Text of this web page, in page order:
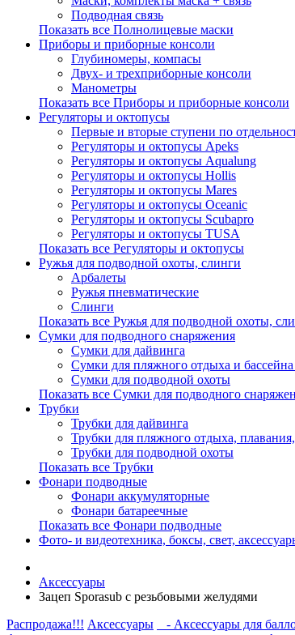
Подводная связь
Показать все Полнолицевые маски
Приборы и приборные консоли
Глубиномеры, компасы
Двух- и трехприборные консоли
Манометры
Показать все Приборы и приборные консоли
Регуляторы и октопусы
Первые и вторые ступени по
Регуляторы и октопусы Apeks
Регуляторы и октопусы Aqualung
Регуляторы и октопусы Hollis
Регуляторы и октопусы Mares
Регуляторы и октопусы Oceanic
Регуляторы и октопусы Scubapro
Регуляторы и октопусы TUSA
Показать все Регуляторы и октопусы
Ружья для подводной охоты, слинги
Арбалеты
Ружья пневматические
Слинги
Показать все Ружья для подводной охоты,
Сумки для подводного снаряжения
Сумки для дайвинга
Сумки для пляжного отдыха и
Сумки для подводной охоты
Показать все Сумки для подводного
Трубки
Трубки для дайвинга
Трубки для пляжного отдыха,
Трубки для подводной охоты
Показать все Трубки
Фонари подводные
Фонари аккумуляторные
Фонари батареечные
Показать все Фонари подводные
Фото- и видеотехника, боксы, свет,
Аксессуары
Зацеп Sporasub с резьбовыми желудями
Распродажа!!! Аксессуары - Аксессуары для